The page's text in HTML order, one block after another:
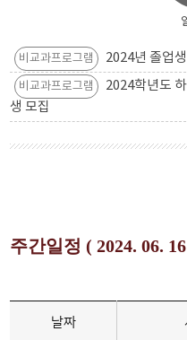
비교과프로그램 2024년 졸업
비교과프로그램
2024학년도
생 모집
주간일정 ( 2024. 06.
날짜